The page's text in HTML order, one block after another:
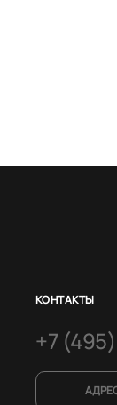
КОНТАКТЫ
+7